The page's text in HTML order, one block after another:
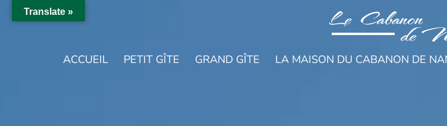
ACCUEIL PETIT GÎTE GRAND GÎTE LA MAISON DU CABANON DE
Translate »